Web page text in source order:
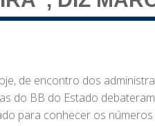
de encontro dos
do BB do Estado
para conhecer os